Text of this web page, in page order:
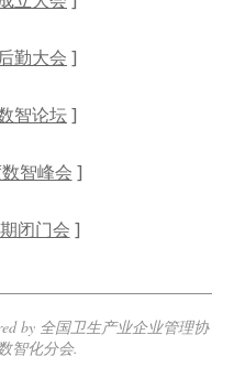
勤大会 ]
智论坛]
智峰会 ]
闭门会 ]
by 全国卫生产业企业管理协
智化分会.